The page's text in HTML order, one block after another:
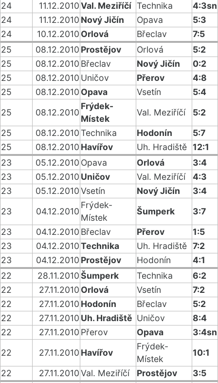
24
11.12.2010Val. Meziříčí Technika
4:3sn
24
11.12.2010 Nový Jičín Opava
5:3
24
10.12.2010 Orlová Břeclav
7:5
25
08.12.2010 Prostějov Orlová
5:2
25
08.12.2010 Břeclav Nový Jičín
0:2
25
08.12.2010 Uničov Přerov
4:8
25
08.12.2010 Opava Vsetín
5:4
25
08.12.2010
Frýdek-
Místek
Val. Meziříčí
5:2
25
08.12.2010Technika Hodonín
5:7
25
08.12.2010 Havířov Uh. Hradiště
12:1
23
05.12.2010 Opava Orlová
3:4
23
05.12.2010 Uničov Val. Meziříčí
4:3
23
05.12.2010Vsetín Nový Jičín
3:4
23
04.12.2010
Frýdek-
Místek
Šumperk
3:7
23
04.12.2010 Břeclav Přerov
1:5
23
04.12.2010Technika Uh. Hradiště 7:2
23
04.12.2010 Prostějov Hodonín
4:1
22
28.11.2010Šumperk Technika
6:2
22
27.11.2010 Orlová Vsetín
7:2
22
27.11.2010 Hodonín Břeclav
5:2
22
27.11.2010 Uh. Hradiště Uničov
8:4
22
27.11.2010 Přerov Opava
3:4sn
22
27.11.2010 Havířov
Frýdek-
Místek
10:1
22
27.11.2010Val. Meziříčí Prostějov
3:5